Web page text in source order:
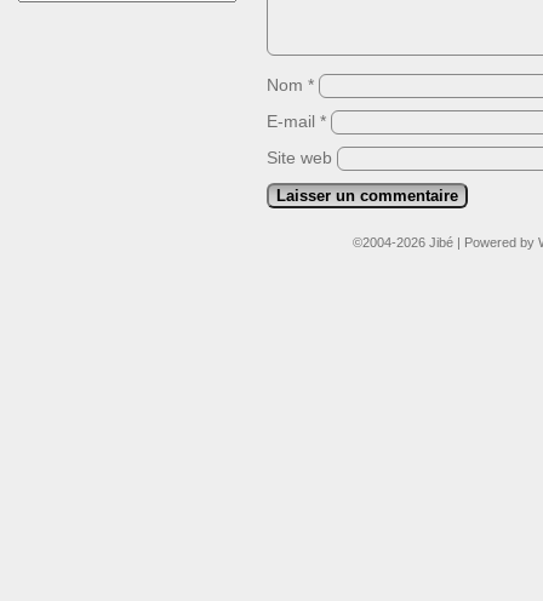
Nom *
E-mail *
Site web
©2004-2026 Jibé | Powered by